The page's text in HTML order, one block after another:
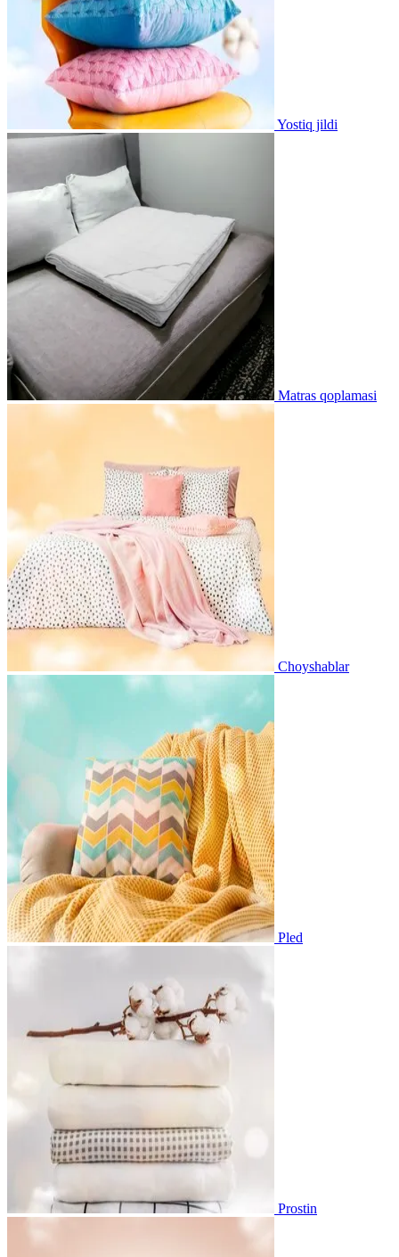
Yostiq jildi
Matras qoplamasi
Choyshablar
Pled
Prostin